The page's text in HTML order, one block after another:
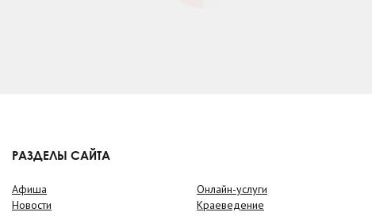
РАЗДЕЛЫ САЙТА
Афиша
Новости
Онлайн-услуги
Краеведение